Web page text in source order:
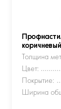
Толщина
Цвет:
Покрытие:
Ширина